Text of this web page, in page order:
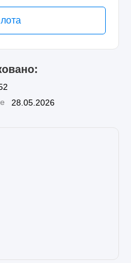
28.05.2026